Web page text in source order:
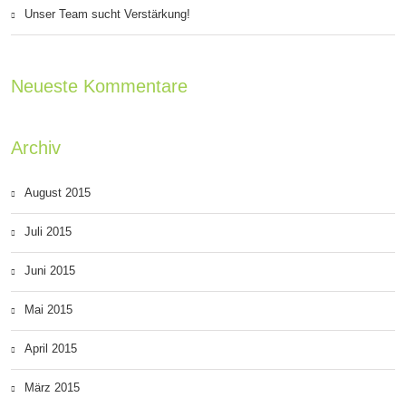
Unser Team sucht Verstärkung!
Neueste Kommentare
Archiv
August 2015
Juli 2015
Juni 2015
Mai 2015
April 2015
März 2015